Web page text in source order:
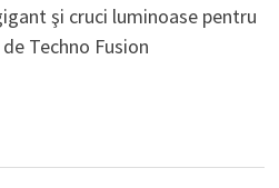
şi cruci luminoase pentru
Techno Fusion